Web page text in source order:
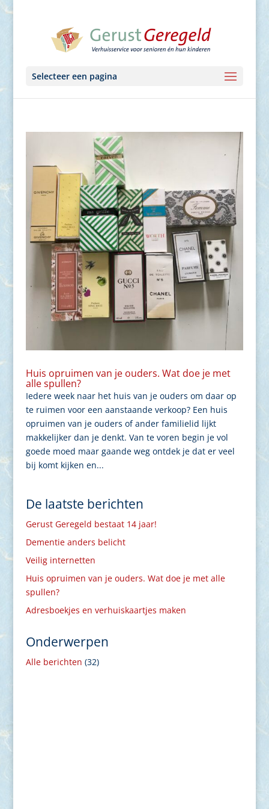
Selecteer een pagina
Huis opruimen van je ouders. Wat doe je met
alle spullen?
Iedere week naar het huis van je ouders om daar op
te ruimen voor een aanstaande verkoop? Een huis
opruimen van je ouders of ander familielid lijkt
makkelijker dan je denkt. Van te voren begin je vol
goede moed maar gaande weg ontdek je dat er veel
bij komt kijken en...
De laatste berichten
Gerust Geregeld bestaat 14 jaar!
Dementie anders belicht
Veilig internetten
Huis opruimen van je ouders. Wat doe je met alle
spullen?
Adresboekjes en verhuiskaartjes maken
Onderwerpen
Alle berichten (32)